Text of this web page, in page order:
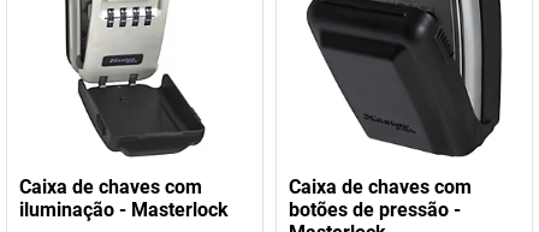
Caixa de chaves com
iluminação - Masterlock
Caixa de chaves com
botões de pressão -